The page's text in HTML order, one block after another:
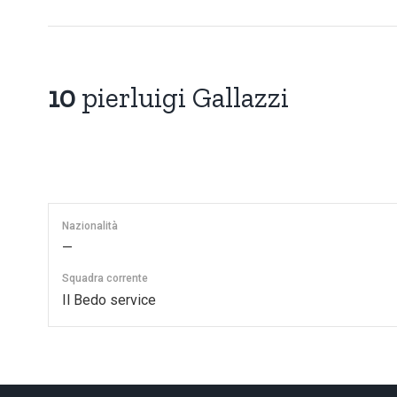
10pierluigi Gallazzi
Nazionalità
—
Squadra corrente
Il Bedo service